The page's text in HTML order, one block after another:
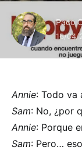
Paco
16/04/
Annie: Todo va
Sam: No, ¿por
Annie: Porque
Sam: Pero…